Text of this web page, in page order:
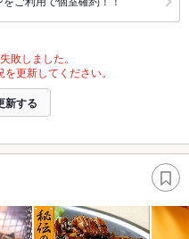
敗しました。
更新してください。
新する